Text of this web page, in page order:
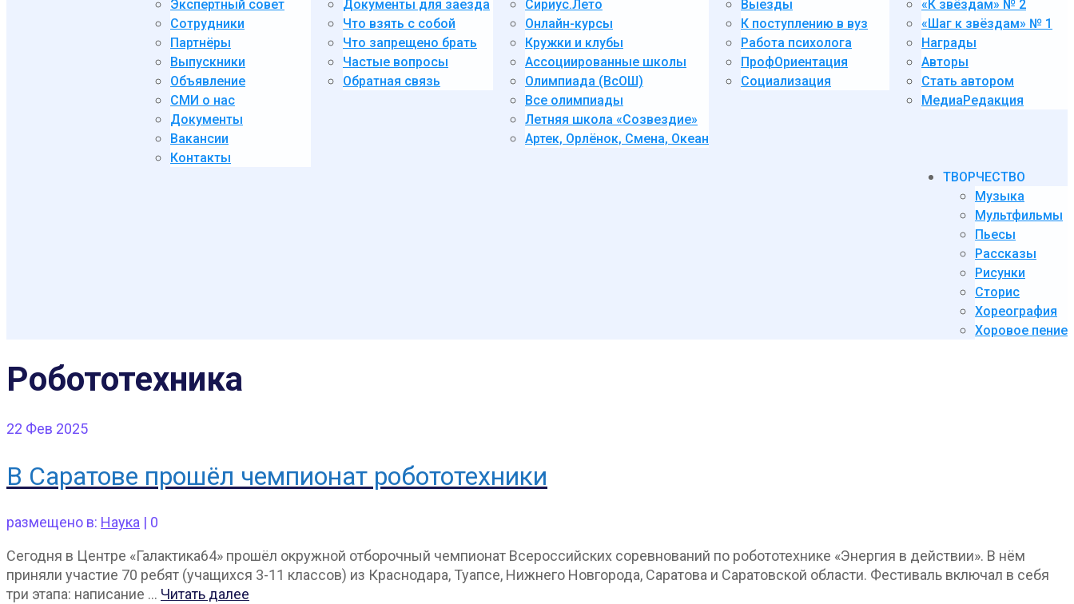
Экспертный совет
Сотрудники
Партнёры
Выпускники
Объявление
СМИ о нас
Документы
Вакансии
Контакты
Документы для заезда
Что взять с собой
Что запрещено брать
Частые вопросы
Обратная связь
Сириус.Лето
Онлайн-курсы
Кружки и клубы
Ассоциированные школы
Олимпиада (ВсОШ)
Все олимпиады
Летняя школа «Созвездие»
Артек, Орлёнок, Смена, Океан
Выезды
К поступлению в вуз
Работа психолога
ПрофОриентация
Социализация
«К звёздам» № 2
«Шаг к звёздам» № 1
Награды
Авторы
Стать автором
МедиаРедакция
ТВОРЧЕСТВО
Музыка
Мультфильмы
Пьесы
Рассказы
Рисунки
Сторис
Хореография
Хоровое пение
Робототехника
22 Фев 2025
В Саратове прошёл чемпионат робототехники
размещено в: Наука | 0
Сегодня в Центре «Галактика64» прошёл окружной отборочный чемпионат Всероссийских соревнований по робототехнике «Энергия в действии». В нём
приняли участие 70 ребят (учащихся 3-11 классов) из Краснодара, Туапсе, Нижнего Новгорода, Саратова и Саратовской области. Фестиваль включал в себя
три этапа: написание … Читать далее